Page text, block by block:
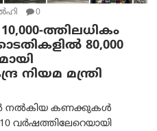
0
ത്തിലധികം
80,000
നിയമ മന്ത്രി
നൽകിയ കണക്കുകൾ
വർഷത്തിലേറെയായി